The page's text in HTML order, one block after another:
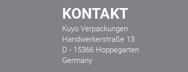
KONTAKT
Kuyo Verpackungen
Handwerkerstraße 13
D - 15366 Hoppegarten
Germany